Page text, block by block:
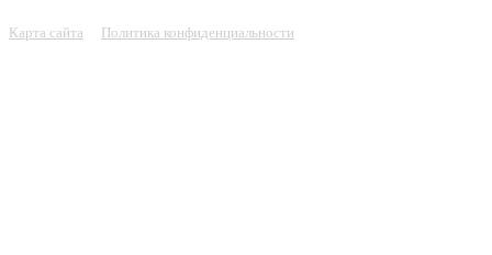
Карта сайта Политика конфиденциальности